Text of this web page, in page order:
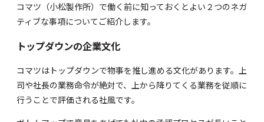
コマツ（小松製作所）で働く前に知っておくとよい２つのネガ
ティブな事項についてご紹介します。
トップダウンの企業文化
コマツはトップダウンで物事を推し進める文化があります。上
司や社長の業務命令が絶対で、上から降りてくる業務を従順に
行うことで評価される社風です。